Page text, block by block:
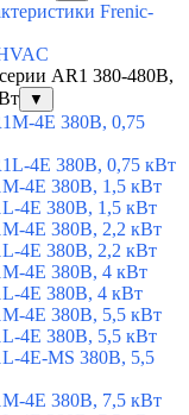
Frenic-
AR1 380-480В,
▼
4E 380В, 0,75
4E 380В, 0,75 кВт
4E 380В, 1,5 кВт
4E 380В, 1,5 кВт
4E 380В, 2,2 кВт
4E 380В, 2,2 кВт
4E 380В, 4 кВт
4E 380В, 4 кВт
4E 380В, 5,5 кВт
4E 380В, 5,5 кВт
4E-MS 380В, 5,5
4E 380В, 7,5 кВт